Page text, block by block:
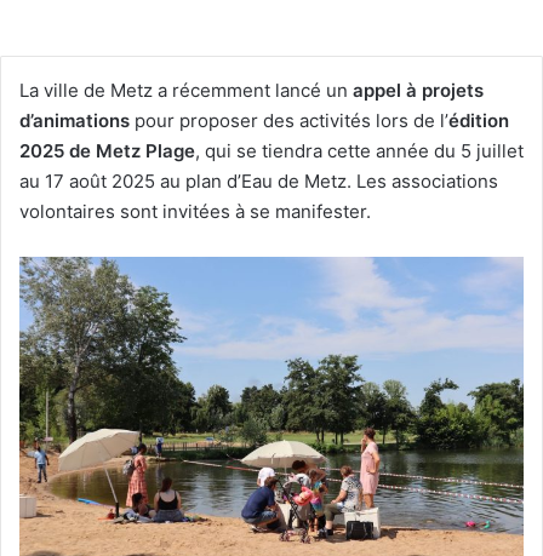
La ville de Metz a récemment lancé un appel à projets
d’animations pour proposer des activités lors de l’édition
2025 de Metz Plage, qui se tiendra cette année du 5 juillet
au 17 août 2025 au plan d’Eau de Metz. Les associations
volontaires sont invitées à se manifester.